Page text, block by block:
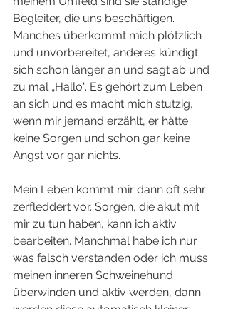
Begleiter, die uns beschäftigen.
Manches überkommt mich plötzlich
und unvorbereitet, anderes kündigt
sich schon länger an und sagt ab und
zu mal „Hallo“. Es gehört zum Leben
an sich und es macht mich stutzig,
wenn mir jemand erzählt, er hätte
keine Sorgen und schon gar keine
Angst vor gar nichts.
Mein Leben kommt mir dann oft sehr
zerfleddert vor. Sorgen, die akut mit
mir zu tun haben, kann ich aktiv
bearbeiten. Manchmal habe ich nur
was falsch verstanden oder ich muss
meinen inneren Schweinehund
überwinden und aktiv werden, dann